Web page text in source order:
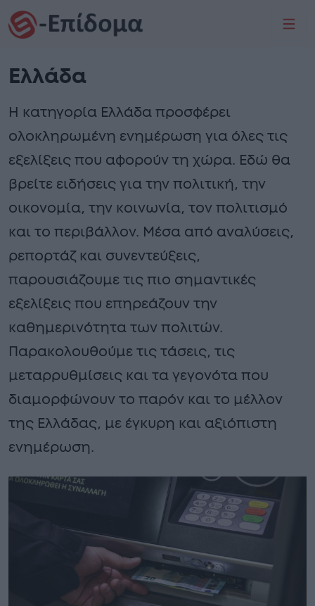
Skip to content
Skip to footer
Ελλάδα
Η κατηγορία Ελλάδα προσφέρει
ολοκληρωμένη ενημέρωση για όλες τις
εξελίξεις που αφορούν τη χώρα. Εδώ θα
βρείτε ειδήσεις για την πολιτική, την
οικονομία, την κοινωνία, τον πολιτισμό
και το περιβάλλον. Μέσα από αναλύσεις,
ρεπορτάζ και συνεντεύξεις,
παρουσιάζουμε τις πιο σημαντικές
εξελίξεις που επηρεάζουν την
καθημερινότητα των πολιτών.
Παρακολουθούμε τις τάσεις, τις
μεταρρυθμίσεις και τα γεγονότα που
διαμορφώνουν το παρόν και το μέλλον
της Ελλάδας, με έγκυρη και αξιόπιστη
ενημέρωση.